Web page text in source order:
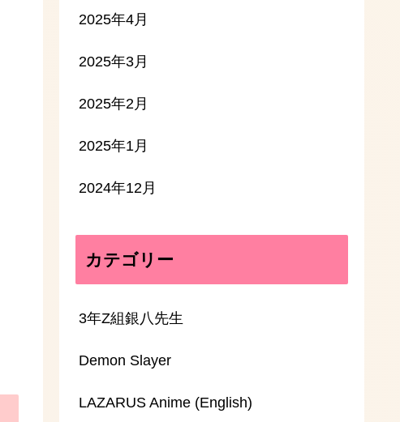
2025年4月
2025年3月
2025年2月
2025年1月
2024年12月
カテゴリー
3年Z組銀八先生
Demon Slayer
LAZARUS Anime (English)